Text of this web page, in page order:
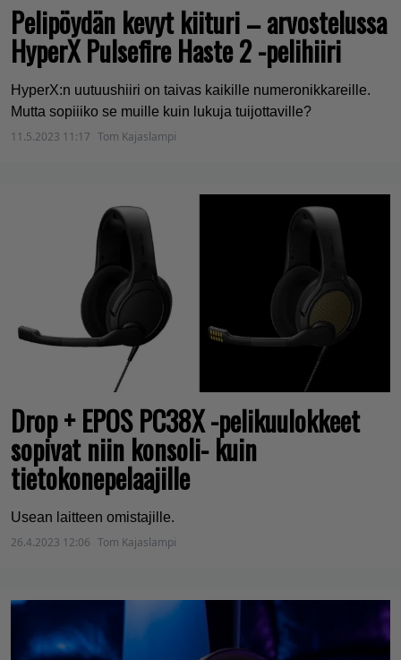
Pelipöydän kevyt kiituri – arvostelussa
HyperX Pulsefire Haste 2 -pelihiiri
HyperX:n uutuushiiri on taivas kaikille numeronikkareille.
Mutta sopiiiko se muille kuin lukuja tuijottaville?
11.5.2023 11:17 Tom Kajaslampi
Drop + EPOS PC38X -pelikuulokkeet
sopivat niin konsoli- kuin
tietokonepelaajille
Usean laitteen omistajille.
26.4.2023 12:06 Tom Kajaslampi